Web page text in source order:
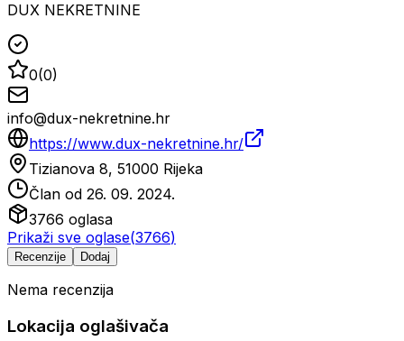
DUX NEKRETNINE
0(0)
info@dux-nekretnine.hr
https://www.dux-nekretnine.hr/
Tizianova 8, 51000 Rijeka
Član od 26. 09. 2024.
3766 oglasa
Prikaži sve oglase(3766)
Recenzije Dodaj
Nema recenzija
Lokacija oglašivača